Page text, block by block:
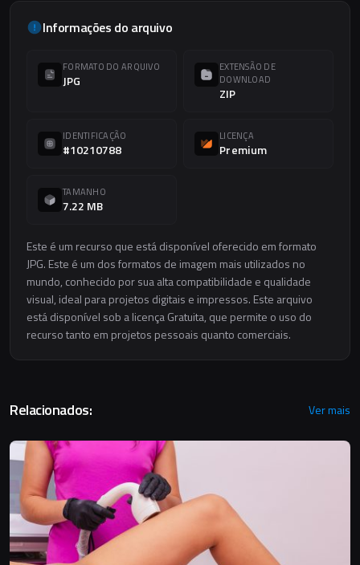
Informações do arquivo
FORMATO DO ARQUIVO
JPG
EXTENSÃO DE
DOWNLOAD
ZIP
IDENTIFICAÇÃO
#10210788
LICENÇA
Premium
TAMANHO
7.22 MB
Este é um recurso que está disponível oferecido em formato
JPG. Este é um dos formatos de imagem mais utilizados no
mundo, conhecido por sua alta compatibilidade e qualidade
visual, ideal para projetos digitais e impressos. Este arquivo
está disponível sob a licença Gratuita, que permite o uso do
recurso tanto em projetos pessoais quanto comerciais.
Relacionados: Ver mais